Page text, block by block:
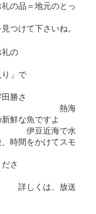
の品＝地元のとっ
つけて下さいね。
礼の
」で
勝さ
海
鮮な魚ですよ
で水
時間をかけてスモ
さ
放送